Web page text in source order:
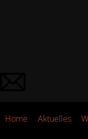
Home Aktuelles